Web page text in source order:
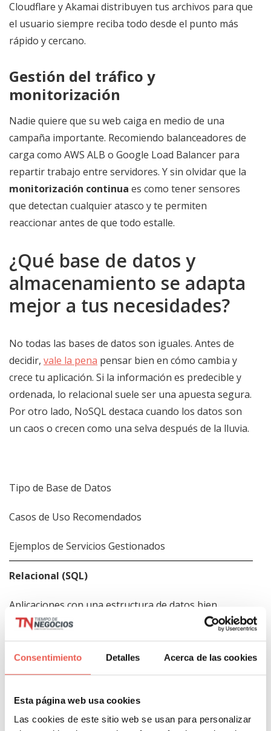
Consentimiento Detalles Acerca de las cookies
Esta página web usa cookies
Las cookies de este sitio web se usan para personalizar
Cloudflare y Akamai distribuyen tus archivos para que
el usuario siempre reciba todo desde el punto más
rápido y cercano.
Gestión del tráfico y
monitorización
Nadie quiere que su web caiga en medio de una
campaña importante. Recomiendo balanceadores de
carga como AWS ALB o Google Load Balancer para
repartir trabajo entre servidores. Y sin olvidar que la
monitorización continua es como tener sensores
que detectan cualquier atasco y te permiten
reaccionar antes de que todo estalle.
¿Qué base de datos y
almacenamiento se adapta
mejor a tus necesidades?
No todas las bases de datos son iguales. Antes de
decidir, vale la pena pensar bien en cómo cambia y
crece tu aplicación. Si la información es predecible y
ordenada, lo relacional suele ser una apuesta segura.
Por otro lado, NoSQL destaca cuando los datos son
un caos o crecen como una selva después de la lluvia.
Tipo de Base de Datos
Casos de Uso Recomendados
Ejemplos de Servicios Gestionados
Relacional (SQL)
Aplicaciones con una estructura de datos bien
definida y consistente.
Amazon RDS, Azure SQL, Google Cloud SQL
Aplicaciones que manejan grandes volúmenes de
datos no estructurados o que experimentan picos de